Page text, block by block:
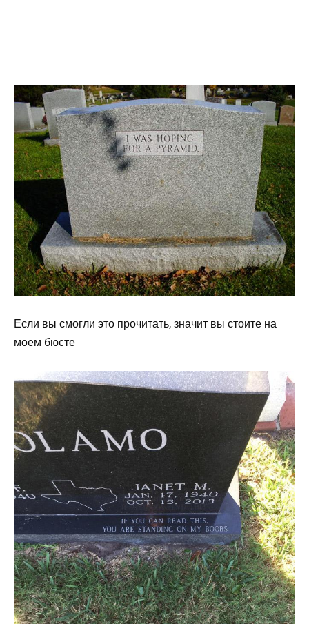
Если вы смогли это прочитать, значит вы стоите на
моем бюсте